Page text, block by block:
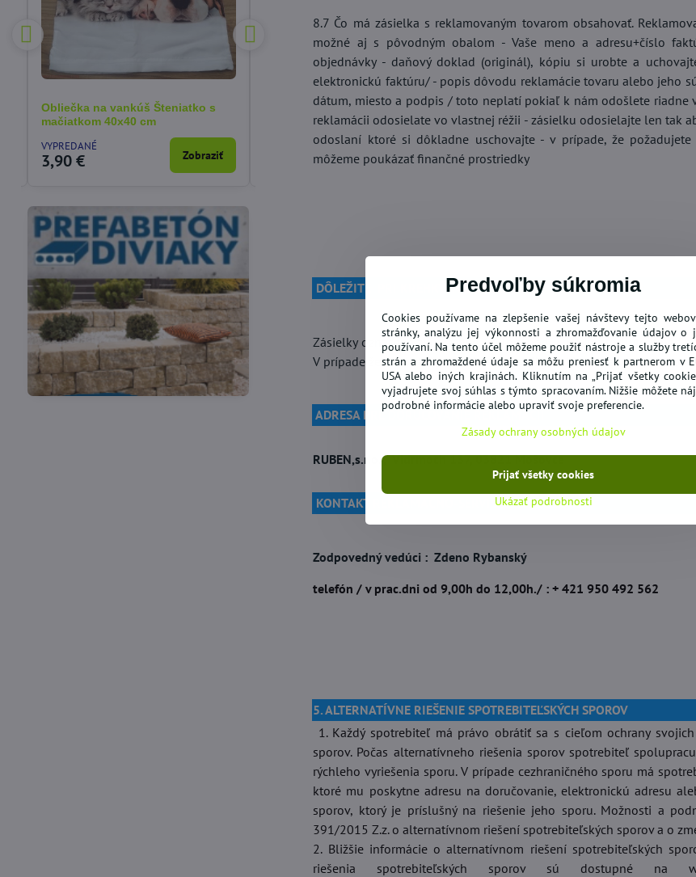
8.7 Čo má zásielka s reklamovaným tovarom obsahovať.
možné aj s pôvodným obalom - Vaše meno a adresu+číslo
objednávky - daňový doklad (originál), kópiu si urobte a
elektronickú faktúru/ - popis dôvodu reklamácie tovaru alebo jeho
dátum, miesto a podpis / toto neplatí pokiaľ k nám odošlete
reklamácii odosielate vo vlastnej réžii - zásielku odosielajte len tak
odoslaní ktoré si dôkladne uschovajte - v prípade, že
môžeme poukázať finančné prostriedky
DÔLEŽITÉ PRI KREHKÝCH ZÁSIELKACH
Zásielky označene ako krehké / sklo a pod ./ ,prekontorlujte ihneď
V prípade že ste zistili poškodenie zásielky , reklamujte ju u
ADRESA PRE DORUČOVANIE REKLAMÁCIÍ
RUBEN,s.r.o. , Vidrmoch 137, 03821 Mošovce
KONTAKT REKLAMAČNO-SERVISNÉ ODDELENIE
Zodpovedný vedúci : Zdeno Rybanský
telefón / v prac.dni od 9,00h do 12,00h./ : + 421 950 492 562
5. ALTERNATÍVNE RIEŠENIE SPOTREBITEĽSKÝCH SPOROV
1. Každý spotrebiteľ má právo obrátiť sa s cieľom ochrany
sporov. Počas alternatívneho riešenia sporov spotrebiteľ
rýchleho vyriešenia sporu. V prípade cezhraničného sporu má
ktoré mu poskytne adresu na doručovanie, elektronickú adresu
sporov, ktorý je príslušný na riešenie jeho sporu. Možnosti a
391/2015 Z.z. o alternatívnom riešení spotrebiteľských sporov a o
2. Bližšie informácie o alternatívnom riešení spotrebiteľských
riešenia spotrebiteľských sporov sú dostupné na
Obliečka na vankúš Šteniatko s
mačiatkom 40x40 cm
VYPREDANÉ
3,90 € Zobraziť
Obliečka na vankúš SPIDER-MANN
40x40 cm
Do košíka
Detské obliečky PAW PATROL
záchranári 135x100 cm
SKLADOM
15,27 €
Vákuové skladovanie
potravín
Potreby pre cukrárov
Predvoľby súkromia
Cookies používame na zlepšenie vašej návštevy tejto
stránky, analýzu jej výkonnosti a zhromažďovanie údajov o
používaní. Na tento účel môžeme použiť nástroje a služby
strán a zhromaždené údaje sa môžu preniesť k partnerom v
USA alebo iných krajinách. Kliknutím na „Prijať všetky
vyjadrujete svoj súhlas s týmto spracovaním. Nižšie môžete
podrobné informácie alebo upraviť svoje preferencie.
Zásady ochrany osobných údajov
Ukázať podrobnosti
Prijať všetky cookies